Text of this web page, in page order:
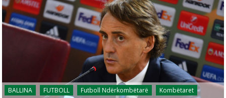
BALLINA FUTBOLL Futboll Ndërkombëtarë Kombëtaret